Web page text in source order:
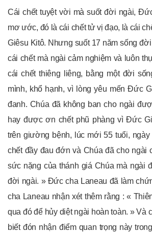
Cái chết tuyệt vời mà suốt đời ngài,
mơ ước, đó là cái chết tử vị đạo, là cái
Giêsu Kitô. Nhưng suốt 17 năm sống
cái chết mà ngài cảm nghiệm và luôn
cái chết thiêng liêng, bằng một đời
mình, khổ hạnh, vì lòng yêu mến Đức
đanh. Chúa đã không ban cho ngài
hay được ơn chết phũ phàng vì Đức
trên giường bệnh, lúc mới 55 tuổi, ngày
chết đầy đau đớn và Chúa đã cho ngài
sức nặng của thánh giá Chúa mà ngài
đời ngài. » Đức cha Laneau đã làm
cha Laneau nhận xét thêm rằng : «
qua đó để hủy diệt ngài hoàn toàn. » Và
biết đón nhận điểm quan trọng này